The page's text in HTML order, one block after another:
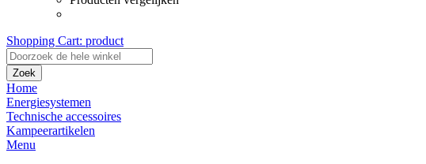
Shopping Cart: product
Zoek
Home
Energiesystemen
Technische accessoires
Kampeerartikelen
Menu